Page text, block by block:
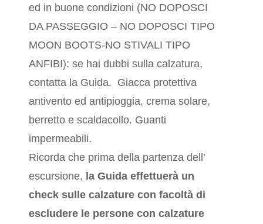
ed in buone condizioni (NO DOPOSCI
DA PASSEGGIO – NO DOPOSCI TIPO
MOON BOOTS-NO STIVALI TIPO
ANFIBI): se hai dubbi sulla calzatura,
contatta la Guida. Giacca protettiva
antivento ed antipioggia, crema solare,
berretto e scaldacollo. Guanti
impermeabili.
Ricorda che prima della partenza dell’
escursione, la Guida effettuerà un
check sulle calzature con facoltà di
escludere le persone con calzature